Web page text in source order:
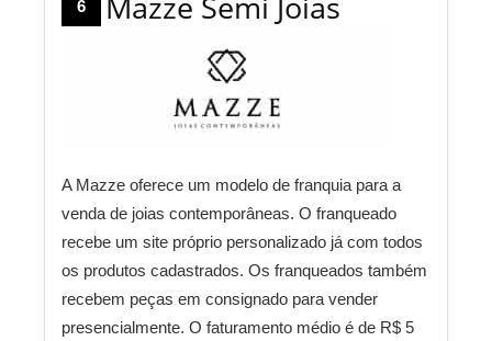
6
A Mazze oferece um modelo de franquia para a
venda de joias contemporâneas. O franqueado
recebe um site próprio personalizado já com todos
os produtos cadastrados. Os franqueados também
recebem peças em consignado para vender
presencialmente. O faturamento médio é de R$ 5